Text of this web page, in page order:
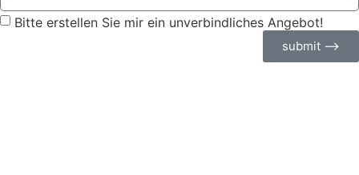
Bitte erstellen Sie mir ein unverbindliches Angebot!
submit ⟶